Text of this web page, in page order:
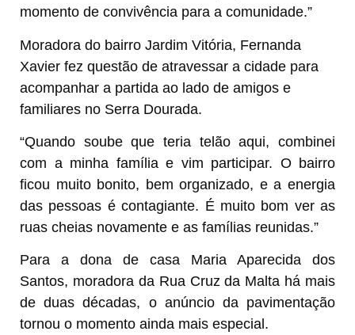
momento de convivência para a comunidade.”
Moradora do bairro Jardim Vitória, Fernanda
Xavier fez questão de atravessar a cidade para
acompanhar a partida ao lado de amigos e
familiares no Serra Dourada.
“Quando soube que teria telão aqui, combinei
com a minha família e vim participar. O bairro
ficou muito bonito, bem organizado, e a energia
das pessoas é contagiante. É muito bom ver as
ruas cheias novamente e as famílias reunidas.”
Para a dona de casa Maria Aparecida dos
Santos, moradora da Rua Cruz da Malta há mais
de duas décadas, o anúncio da pavimentação
tornou o momento ainda mais especial.